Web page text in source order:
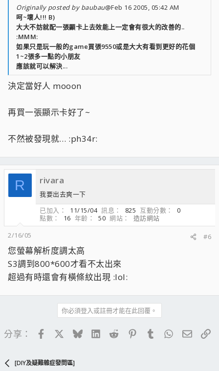
Originally posted by baubau@Feb 16 2005, 05:42 AM
呵~壞人!!! B)
大大不妨就配一張顯卡上去效能上一定會有很大的改善的..
:MMM:
如果只是玩一般的game買張9550或是大大有看到更好的花個
1~2張多一點的小朋友
應該就可以解決...
決定當好人 mooon
再買一張顯示卡好了~
不然被發現就… :ph34r:
R rivara
我要出去爽一下
已加入
11/15/04 訊息 825 互動分數
0
點數
16 年齡 50 網站
造訪網站
2/16/05
#6
您螢幕解析度調太高
S3調到800*600才看不太出來
超過有時還會有橫條紋出現 :lol:
你必須登入或註冊才能在此回覆。
分享： FacebookBlueskyLinkedIn
Reddit PinterestTumblrWhatsApp
電子
[DIY及疑難雜症發問區]